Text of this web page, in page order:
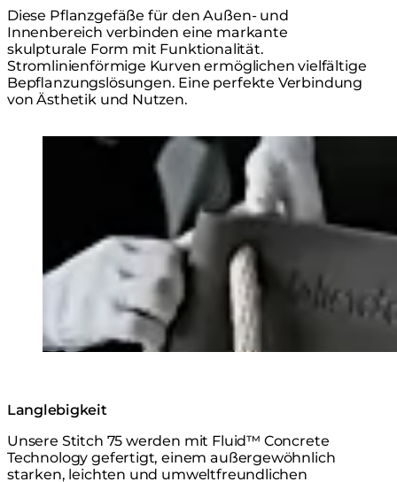
Diese Pflanzgefäße für den Außen- und
Innenbereich verbinden eine markante
skulpturale Form mit Funktionalität.
Stromlinienförmige Kurven ermöglichen vielfältige
Bepflanzungslösungen. Eine perfekte Verbindung
von Ästhetik und Nutzen.
Loading image...
Langlebigkeit
Unsere Stitch 75 werden mit Fluid™ Concrete
Technology gefertigt, einem außergewöhnlich
starken, leichten und umweltfreundlichen